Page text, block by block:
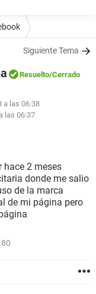
Siguiente Tema
Resuelto/Cerrado
a las 06:38
las 06:37
hace 2 meses
donde me salio
de la marca
de mi página pero